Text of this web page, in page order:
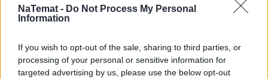
NaTemat - Do Not Process My Personal
Information
If you wish to opt-out of the sale, sharing to third parties, or
processing of your personal or sensitive information for
targeted advertising by us, please use the below opt-out
nagrodzić, poczuć przyjemność z zakupów i
Odreagowuję